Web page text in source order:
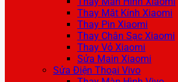
Thay Mặt Kính Xiaomi
Thay Pin Xiaomi
Thay Chân Sạc Xiaomi
Thay Vỏ Xiaomi
Sửa Main Xiaomi
Sửa Điện Thoại Vivo